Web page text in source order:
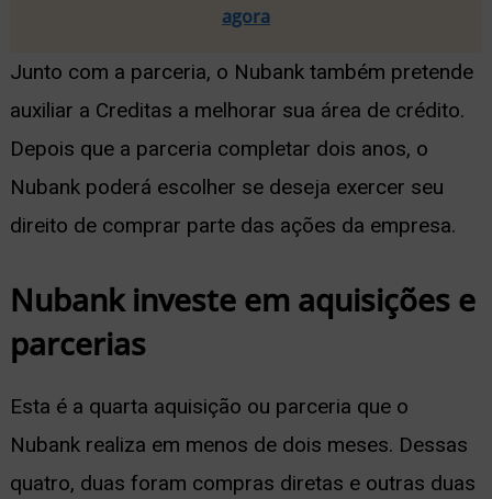
agora
Junto com a parceria, o Nubank também pretende
auxiliar a Creditas a melhorar sua área de crédito.
Depois que a parceria completar dois anos, o
Nubank poderá escolher se deseja exercer seu
direito de comprar parte das ações da empresa.
Nubank investe em aquisições e
parcerias
Esta é a quarta aquisição ou parceria que o
Nubank realiza em menos de dois meses. Dessas
quatro, duas foram compras diretas e outras duas